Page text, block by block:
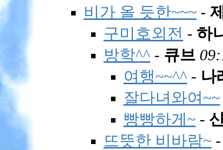
비가 올 듯한~~~ -
구미호외전 - 하
방학^^ - 큐브
여행~~^^ - 나
잘다녀와여~~
빵빵하게~ -
뜨뜻한 비바람~